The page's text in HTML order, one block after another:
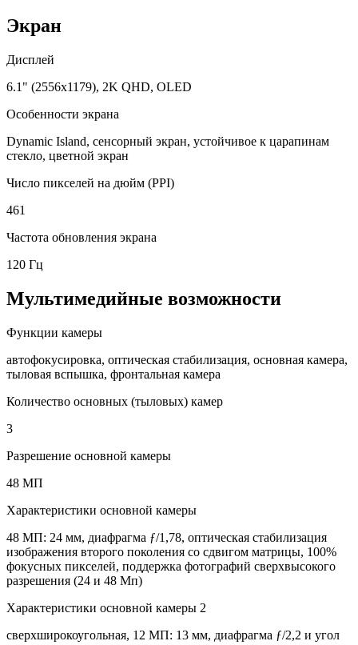
Экран
Дисплей
6.1" (2556x1179), 2K QHD, OLED
Особенности экрана
Dynamic Island, сенсорный экран, устойчивое к царапинам
стекло, цветной экран
Число пикселей на дюйм (PPI)
461
Частота обновления экрана
120 Гц
Мультимедийные возможности
Функции камеры
автофокусировка, оптическая стабилизация, основная камера,
тыловая вспышка, фронтальная камера
Количество основных (тыловых) камер
3
Разрешение основной камеры
48 МП
Характеристики основной камеры
48 МП: 24 мм, диафрагма ƒ/1,78, оптическая стабилизация
изображения второго поколения со сдвигом матрицы, 100%
фокусных пикселей, поддержка фотографий сверхвысокого
разрешения (24 и 48 Мп)
Характеристики основной камеры 2
сверхширокоугольная, 12 МП: 13 мм, диафрагма ƒ/2,2 и угол